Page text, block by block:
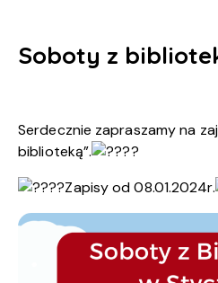
Soboty z
Serdecznie zapraszamy na
biblioteką”.
Zapisy od 08.01.2024r.